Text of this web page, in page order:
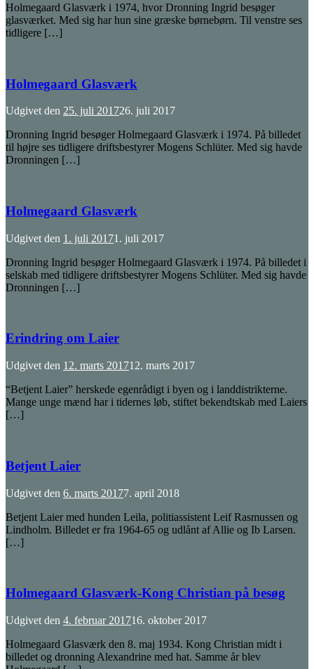
Holmegaard Glasværk i 1974, hvor Dronning Ingrid besøger
glasværket. Med sig har hun sine græske børnebørn. Til venstre ses
tidligere […]
Holmegaard Glasværk
Udgivet den 25. juli 201726. juli 2017
Dronning Ingrid besøger Holmegaard Glasværk i 1974. På billedet
til højre ses tidligere driftsbestyrer Mogens Schlüter. Med sig havde
Dronningen […]
Holmegaard Glasværk
Udgivet den 1. juli 20171. juli 2017
Dronning Ingrid besøger Holmegaard Glasværk i 1974. På billedet i
selskab med tidligere driftsbestyrer Mogens Schlüter. Med sig havde
Dronningen […]
Erindring om Laier
Udgivet den 12. marts 201712. marts 2017
“Betjent Laier” herskede egenrådigt i byen og i landdistrikterne.
Mange unge mænd har i tidernes løb, stiftet bekendtskab med Laiers
[…]
Betjent Laier
Udgivet den 6. marts 20177. april 2018
Betjent Laier med hunden Leila, politiassistent Leif Rasmussen og
Lindholm. Billedet er fra 1964-65 og udlånt af Allie og Ib Larsen.
[…]
Holmegaard Glasværk-Kong Christian på besøg
Udgivet den 4. februar 201716. oktober 2017
Holmegaard Glasværk den 8. maj 1934. Kong Christian midt i
billedet og dronning Alexandrine med hat. Samme år blev